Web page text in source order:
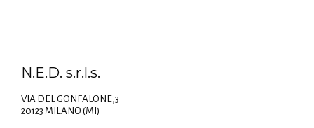
N.E.D. s.r.l.s.
VIA DEL GONFALONE,3
20123 MILANO (MI)